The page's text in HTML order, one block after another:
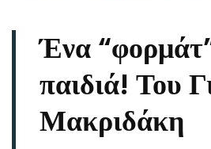
Ένα
παιδιά! Του
Μακριδάκη